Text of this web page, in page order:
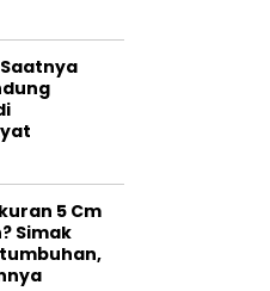
Saatnya
5 Cm
Simak